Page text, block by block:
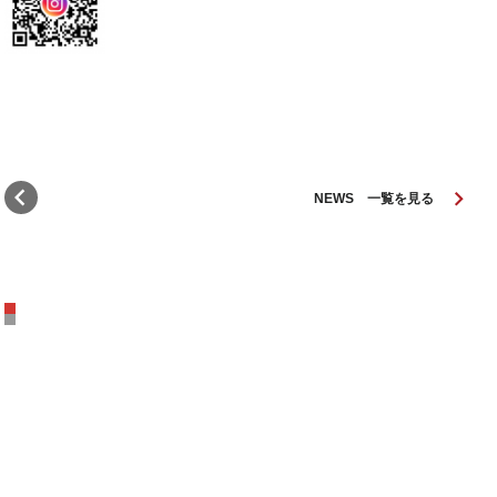
NEWS 一覧を見る keyboard_arrow_right
chevron_left